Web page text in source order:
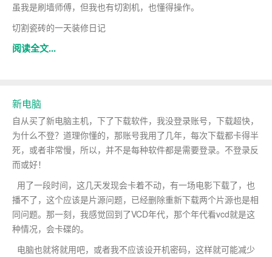
虽我是刷墙师傅，但我也有切割机，也懂得操作。
切割瓷砖的一天装修日记
阅读全文...
新电脑
自从买了新电脑主机，下了下载软件，我没登录账号，下载超快，
为什么不登？道理你懂的，那账号我用了几年，每次下载都卡得半
死，或者非常慢，所以，并不是每种软件都是需要登录。不登录反
而或好！
用了一段时间，这几天发现会卡着不动，有一场电影下载了，也
播不了，这个应该是片源问题，已经删除重新下载两个片源也是相
同问题。那一刻，我感觉回到了VCD年代，那个年代看vcd就是这
种情况，会卡碟的。
电脑也就将就用吧，或者我不应该设开机密码，这样就可能减少